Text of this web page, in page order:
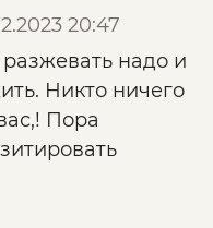
20:47
надо и
Никто ничего
Пора